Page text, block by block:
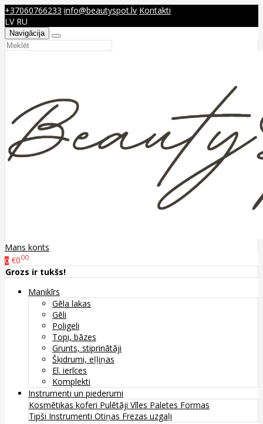
+37060766233 info@beautyspot.lv Kontakti
LV RU
Navigācija
Mans konts
0 €000
Grozs ir tukšs!
Manikīrs
Gēla lakas
Gēli
Poligeli
Topi, bāzes
Grunts, stiprinātāji
Šķidrumi, eļļiņas
El. ierīces
Komplekti
Instrumenti un piederumi
Kosmētikas koferi Pulētāji Vīles Paletes Formas
Tipši Instrumenti Otiņas Frezas uzgaļi